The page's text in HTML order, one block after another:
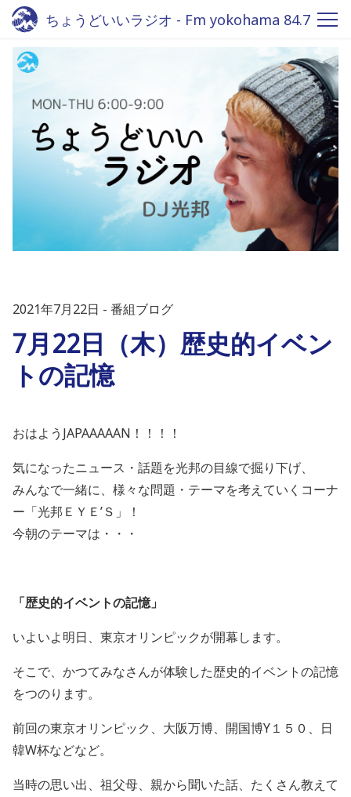
ちょうどいいラジオ - Fm yokohama 84.7
2021年7月22日 番組ブログ
7月22日（木）歴史的イベン
トの記憶
おはようJAPAAAAAN！！！！
気になったニュース・話題を光邦の目線で掘り下げ、
みんなで一緒に、様々な問題・テーマを考えていくコーナ
ー「光邦ＥＹＥ’Ｓ」！
今朝のテーマは・・・
「歴史的イベントの記憶」
いよいよ明日、東京オリンピックが開幕します。
そこで、かつてみなさんが体験した歴史的イベントの記憶
をつのります。
前回の東京オリンピック、大阪万博、開国博Y１５０、日
韓W杯などなど。
当時の思い出、祖父母、親から聞いた話、たくさん教えて